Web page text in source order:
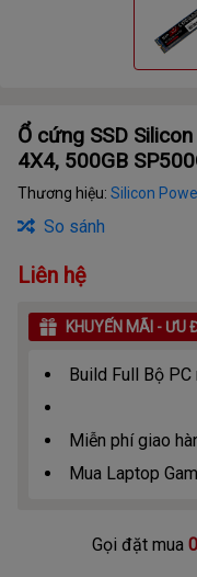
Ổ cứng SSD
4X4, 500GB
Thương hiệu: Silicon
So sánh
Liên hệ
KHUYẾN MÃI - ƯU
Build Full Bộ
Miễn phí giao
Mua Laptop
Gọi đặt mua